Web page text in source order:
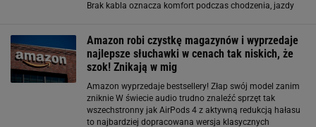
Brak kabla oznacza komfort podczas chodzenia, jazdy
działania
Amazon robi czystkę magazynów i wyprzedaje
najlepsze słuchawki w cenach tak niskich, że
szok! Znikają w mig
Amazon wyprzedaje bestsellery! Złap swój model zanim
zniknie W świecie audio trudno znaleźć sprzęt tak
wszechstronny jak AirPods 4 z aktywną redukcją hałasu
to najbardziej dopracowana wersja klasycznych